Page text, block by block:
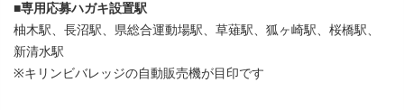
■専用応募ハガキ設置駅
柚木駅、長沼駅、県総合運動場駅、草薙駅、狐ヶ崎駅、桜橋駅、
新清水駅
※キリンビバレッジの自動販売機が目印です